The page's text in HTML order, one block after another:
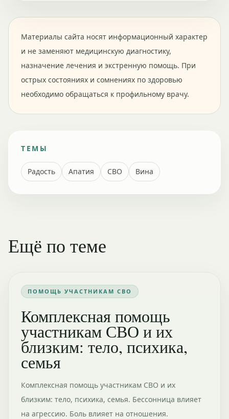
Материалы сайта носят информационный характер
и не заменяют медицинскую диагностику,
назначение лечения и экстренную помощь. При
острых состояниях и сомнениях по здоровью
необходимо обращаться к профильному врачу.
ТЕМЫ
Радость Апатия СВО Вина
Ещё по теме
ПОМОЩЬ УЧАСТНИКАМ СВО
Комплексная помощь
участникам СВО и их
близким: тело, психика,
семья
Комплексная помощь участникам СВО и их
близким: тело, психика, семья. Бессонница влияет
на агрессию. Боль влияет на отношения.